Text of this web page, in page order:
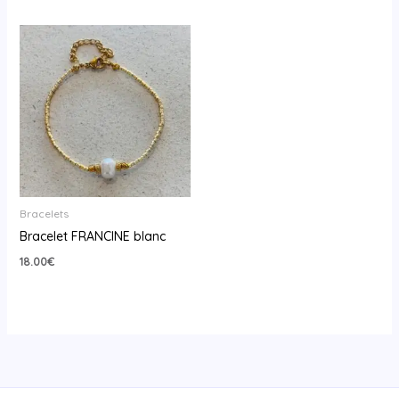
Bracelets
Bracelet FRANCINE blanc
18.00€